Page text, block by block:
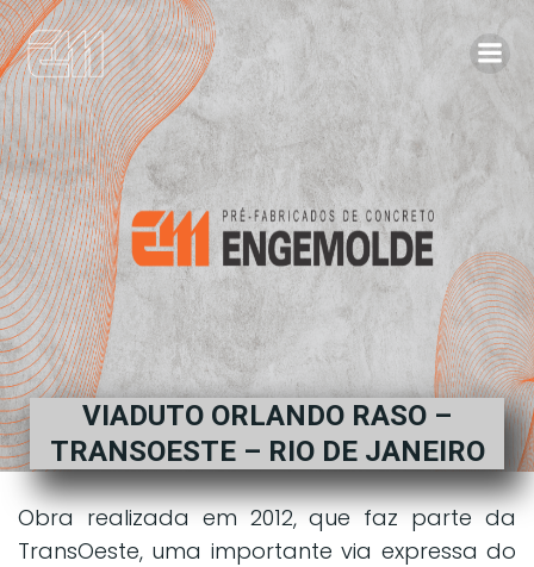
VIADUTO ORLANDO RASO –
TRANSOESTE – RIO DE JANEIRO
Obra realizada em 2012, que faz parte da
TransOeste, uma importante via expressa do